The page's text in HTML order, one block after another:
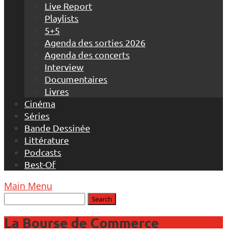
Live Report
Playlists
5+5
Agenda des sorties 2026
Agenda des concerts
Interview
Documentaires
Livres
Cinéma
Séries
Bande Dessinée
Littérature
Podcasts
Best-Of
Main Menu
La Bourse de Commerce